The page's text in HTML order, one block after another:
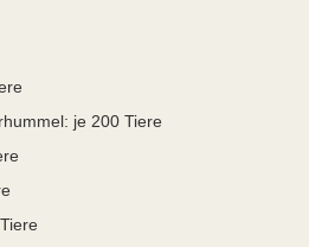
je 200 Tiere